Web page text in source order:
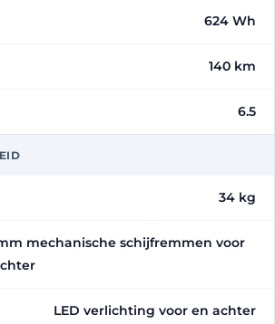
624 Wh
140 km
6.5
34 kg
mechanische schijfremmen voor
LED verlichting voor en achter